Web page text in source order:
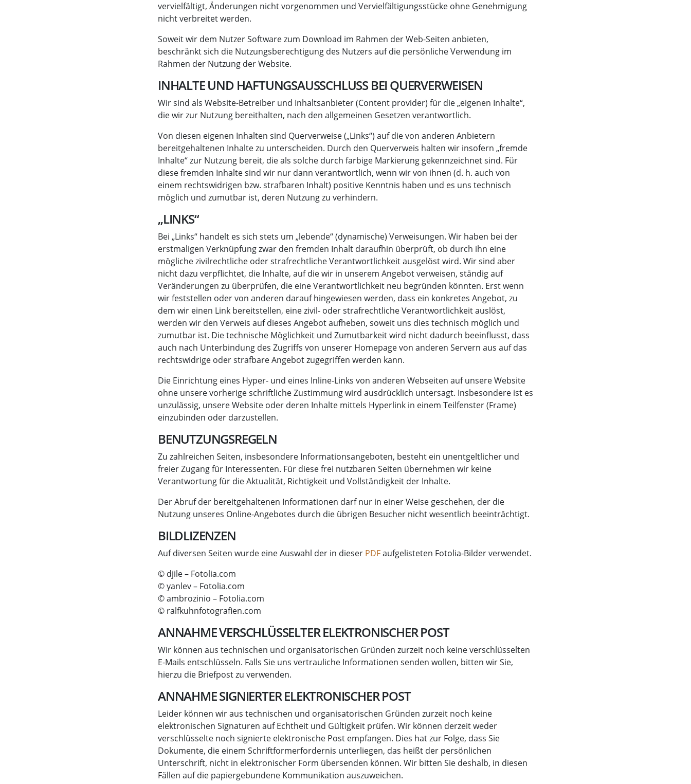
vervielfältigt, Änderungen nicht vorgenommen und Vervielfältigungsstücke ohne Genehmigung
nicht verbreitet werden.
Soweit wir dem Nutzer Software zum Download im Rahmen der Web-Seiten anbieten,
beschränkt sich die Nutzungsberechtigung des Nutzers auf die persönliche Verwendung im
Rahmen der Nutzung der Website.
INHALTE UND HAFTUNGSAUSSCHLUSS BEI QUERVERWEISEN
Wir sind als Website-Betreiber und Inhaltsanbieter (Content provider) für die „eigenen Inhalte“,
die wir zur Nutzung bereithalten, nach den allgemeinen Gesetzen verantwortlich.
Von diesen eigenen Inhalten sind Querverweise („Links“) auf die von anderen Anbietern
bereitgehaltenen Inhalte zu unterscheiden. Durch den Querverweis halten wir insofern „fremde
Inhalte“ zur Nutzung bereit, die als solche durch farbige Markierung gekennzeichnet sind. Für
diese fremden Inhalte sind wir nur dann verantwortlich, wenn wir von ihnen (d. h. auch von
einem rechtswidrigen bzw. strafbaren Inhalt) positive Kenntnis haben und es uns technisch
möglich und zumutbar ist, deren Nutzung zu verhindern.
„LINKS“
Bei „Links“ handelt es sich stets um „lebende“ (dynamische) Verweisungen. Wir haben bei der
erstmaligen Verknüpfung zwar den fremden Inhalt daraufhin überprüft, ob durch ihn eine
mögliche zivilrechtliche oder strafrechtliche Verantwortlichkeit ausgelöst wird. Wir sind aber
nicht dazu verpflichtet, die Inhalte, auf die wir in unserem Angebot verweisen, ständig auf
Veränderungen zu überprüfen, die eine Verantwortlichkeit neu begründen könnten. Erst wenn
wir feststellen oder von anderen darauf hingewiesen werden, dass ein konkretes Angebot, zu
dem wir einen Link bereitstellen, eine zivil- oder strafrechtliche Verantwortlichkeit auslöst,
werden wir den Verweis auf dieses Angebot aufheben, soweit uns dies technisch möglich und
zumutbar ist. Die technische Möglichkeit und Zumutbarkeit wird nicht dadurch beeinflusst, dass
auch nach Unterbindung des Zugriffs von unserer Homepage von anderen Servern aus auf das
rechtswidrige oder strafbare Angebot zugegriffen werden kann.
Die Einrichtung eines Hyper- und eines Inline-Links von anderen Webseiten auf unsere Website
ohne unsere vorherige schriftliche Zustimmung wird ausdrücklich untersagt. Insbesondere ist es
unzulässig, unsere Website oder deren Inhalte mittels Hyperlink in einem Teilfenster (Frame)
einzubinden oder darzustellen.
BENUTZUNGSREGELN
Zu zahlreichen Seiten, insbesondere Informationsangeboten, besteht ein unentgeltlicher und
freier Zugang für Interessenten. Für diese frei nutzbaren Seiten übernehmen wir keine
Verantwortung für die Aktualität, Richtigkeit und Vollständigkeit der Inhalte.
Der Abruf der bereitgehaltenen Informationen darf nur in einer Weise geschehen, der die
Nutzung unseres Online-Angebotes durch die übrigen Besucher nicht wesentlich beeinträchtigt.
BILDLIZENZEN
Auf diversen Seiten wurde eine Auswahl der in dieser PDFaufgelisteten Fotolia-Bilder verwendet.
© djile – Fotolia.com
© yanlev – Fotolia.com
© ambrozinio – Fotolia.com
© ralfkuhnfotografien.com
ANNAHME VERSCHLÜSSELTER ELEKTRONISCHER POST
Wir können aus technischen und organisatorischen Gründen zurzeit noch keine verschlüsselten
E-Mails entschlüsseln. Falls Sie uns vertrauliche Informationen senden wollen, bitten wir Sie,
hierzu die Briefpost zu verwenden.
ANNAHME SIGNIERTER ELEKTRONISCHER POST
Leider können wir aus technischen und organisatorischen Gründen zurzeit noch keine
elektronischen Signaturen auf Echtheit und Gültigkeit prüfen. Wir können derzeit weder
verschlüsselte noch signierte elektronische Post empfangen. Dies hat zur Folge, dass Sie
Dokumente, die einem Schriftformerfordernis unterliegen, das heißt der persönlichen
Unterschrift, nicht in elektronischer Form übersenden können. Wir bitten Sie deshalb, in diesen
Fällen auf die papiergebundene Kommunikation auszuweichen.